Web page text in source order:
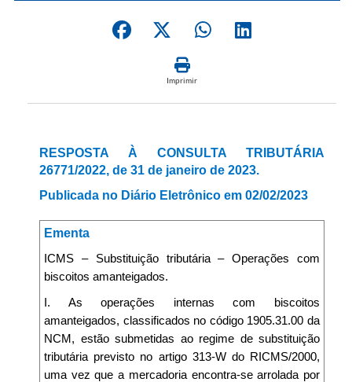
Imprimir
RESPOSTA À CONSULTA TRIBUTÁRIA
26771/2022, de 31 de janeiro de 2023.
Publicada no Diário Eletrônico em 02/02/2023
Ementa
ICMS – Substituição tributária – Operações com
biscoitos amanteigados.
I. As operações internas com biscoitos
amanteigados, classificados no código 1905.31.00 da
NCM, estão submetidas ao regime de substituição
tributária previsto no artigo 313-W do RICMS/2000,
uma vez que a mercadoria encontra-se arrolada por